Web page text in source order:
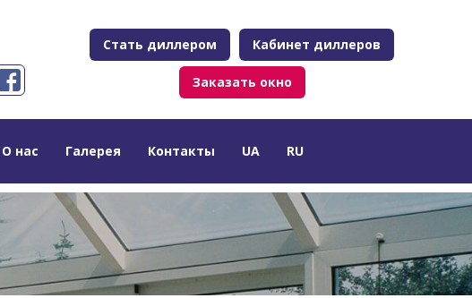
Стать диллером Кабинет диллеров
Заказать окно
О нас Галерея Контакты UA RU